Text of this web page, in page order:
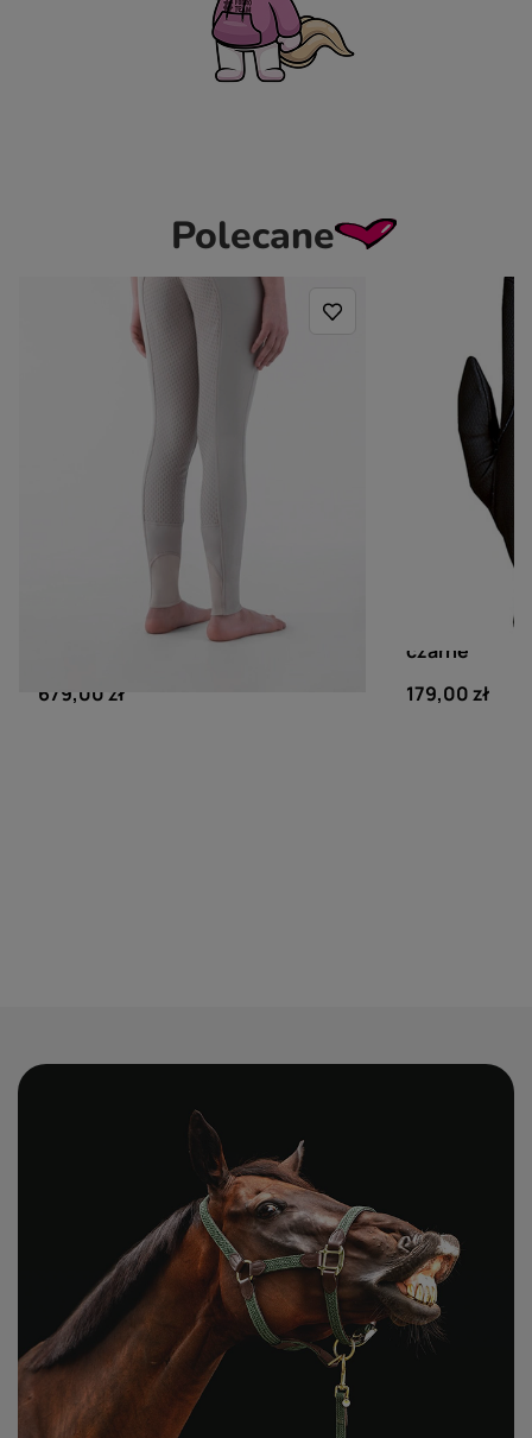
Polecane
Dziecięce bryczesy Equiline
679,00 zł
Rękawiczki
czarne
179,00 zł